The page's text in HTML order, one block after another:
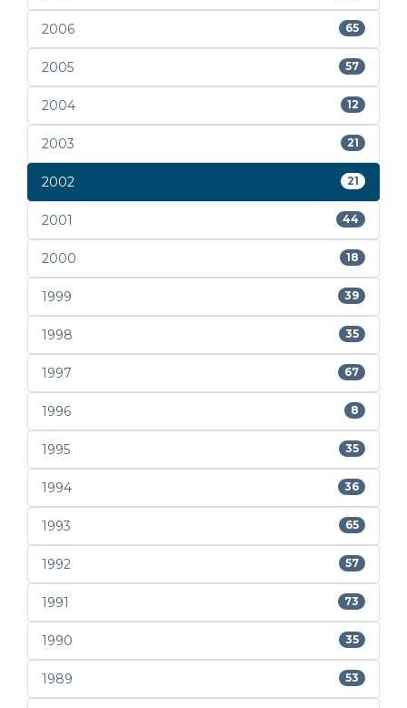
2006 65
2005 57
2004 12
2003 21
2002 21
2001 44
2000 18
1999 39
1998 35
1997 67
1996 8
1995 35
1994 36
1993 65
1992 57
1991 73
1990 35
1989 53